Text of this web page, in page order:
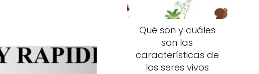
Qué son y cuáles
son las
características de
los seres vivos